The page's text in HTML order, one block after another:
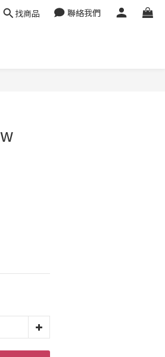
找商品 聯絡我們